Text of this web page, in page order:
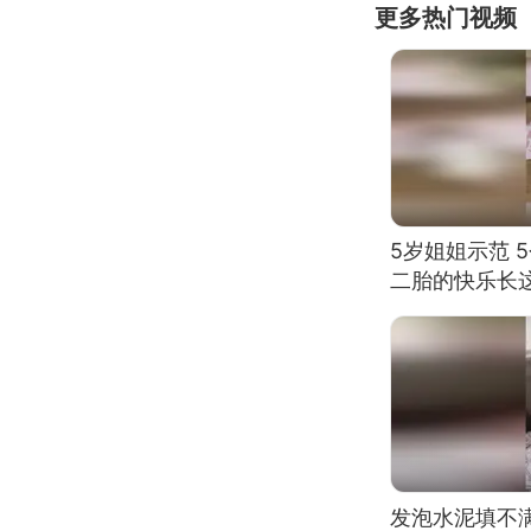
更多热门视频
5岁姐姐示范
二胎的快乐长
发泡水泥填不